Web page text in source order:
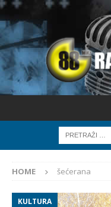
HOME šećerana
KULTURA